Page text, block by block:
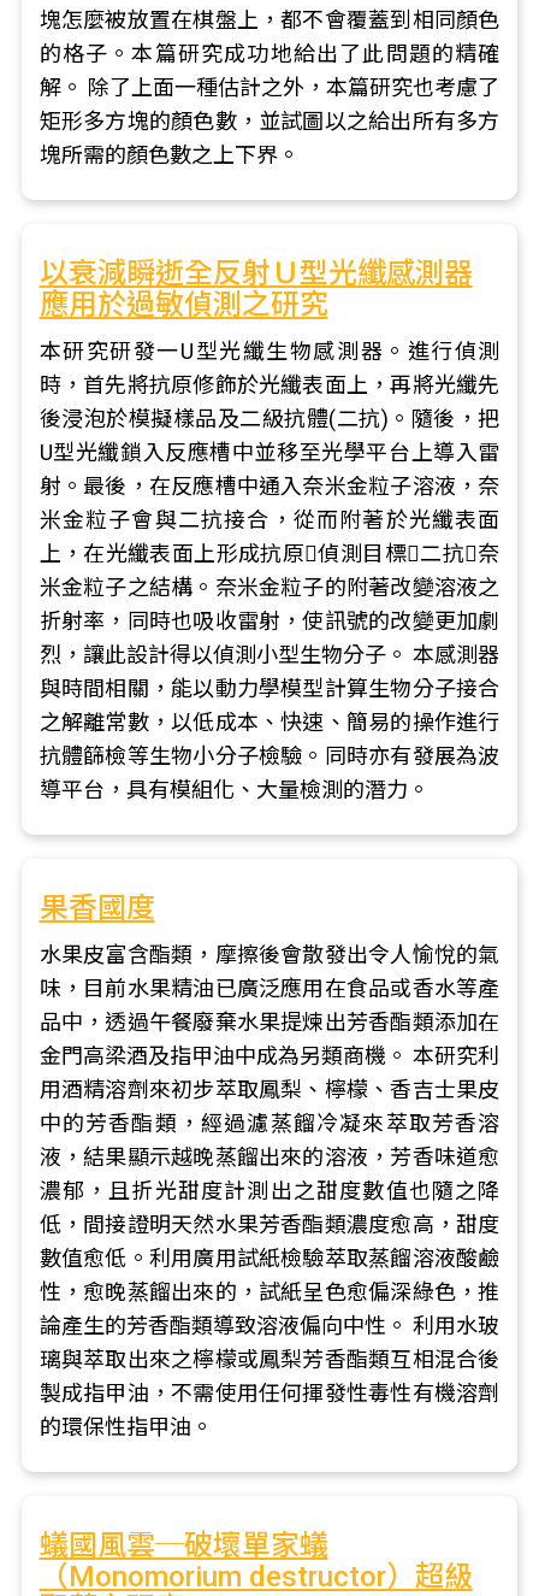
塊怎麼被放置在棋盤上，都不會覆蓋到相同顏色
的格子。本篇研究成功地給出了此問題的精確
解。 除了上面一種估計之外，本篇研究也考慮了
矩形多方塊的顏色數，並試圖以之給出所有多方
塊所需的顏色數之上下界。
以衰減瞬逝全反射Ｕ型光纖感測器
應用於過敏偵測之研究
本研究研發一U型光纖生物感測器。進行偵測
時，首先將抗原修飾於光纖表面上，再將光纖先
後浸泡於模擬樣品及二級抗體(二抗)。隨後，把
U型光纖鎖入反應槽中並移至光學平台上導入雷
射。最後，在反應槽中通入奈米金粒子溶液，奈
米金粒子會與二抗接合，從而附著於光纖表面
上，在光纖表面上形成抗原偵測目標二抗奈
米金粒子之結構。奈米金粒子的附著改變溶液之
折射率，同時也吸收雷射，使訊號的改變更加劇
烈，讓此設計得以偵測小型生物分子。 本感測器
與時間相關，能以動力學模型計算生物分子接合
之解離常數，以低成本、快速、簡易的操作進行
抗體篩檢等生物小分子檢驗。同時亦有發展為波
導平台，具有模組化、大量檢測的潛力。
果香國度
水果皮富含酯類，摩擦後會散發出令人愉悅的氣
味，目前水果精油已廣泛應用在食品或香水等產
品中，透過午餐廢棄水果提煉出芳香酯類添加在
金門高梁酒及指甲油中成為另類商機。 本研究利
用酒精溶劑來初步萃取鳳梨、檸檬、香吉士果皮
中的芳香酯類，經過濾蒸餾冷凝來萃取芳香溶
液，結果顯示越晚蒸餾出來的溶液，芳香味道愈
濃郁，且折光甜度計測出之甜度數值也隨之降
低，間接證明天然水果芳香酯類濃度愈高，甜度
數值愈低。利用廣用試紙檢驗萃取蒸餾溶液酸鹼
性，愈晚蒸餾出來的，試紙呈色愈偏深綠色，推
論產生的芳香酯類導致溶液偏向中性。 利用水玻
璃與萃取出來之檸檬或鳳梨芳香酯類互相混合後
製成指甲油，不需使用任何揮發性毒性有機溶劑
的環保性指甲油。
蟻國風雲─破壞單家蟻
（Monomorium destructor）超級